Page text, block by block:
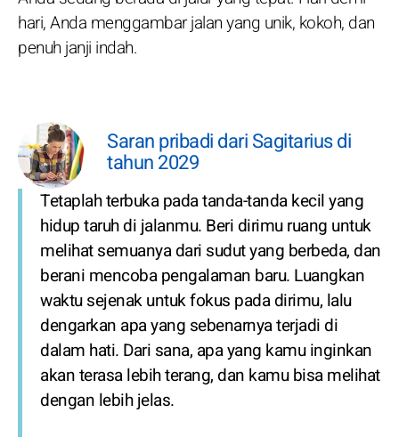
hari, Anda menggambar jalan yang unik, kokoh, dan
penuh janji indah.
Saran pribadi dari Sagitarius di
tahun 2029
Tetaplah terbuka pada tanda-tanda kecil yang
hidup taruh di jalanmu. Beri dirimu ruang untuk
melihat semuanya dari sudut yang berbeda, dan
berani mencoba pengalaman baru. Luangkan
waktu sejenak untuk fokus pada dirimu, lalu
dengarkan apa yang sebenarnya terjadi di
dalam hati. Dari sana, apa yang kamu inginkan
akan terasa lebih terang, dan kamu bisa melihat
dengan lebih jelas.